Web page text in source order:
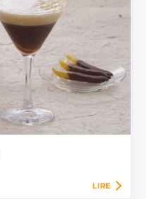
LIRE